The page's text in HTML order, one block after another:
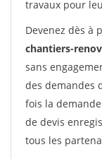
travaux pour
Devenez dès à
chantiers-
sans
des demandes
fois la
de devis
tous les